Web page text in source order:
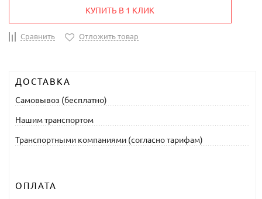
КУПИТЬ В 1 КЛИК
Сравнить Отложить товар
ДОСТАВКА
Самовывоз (бесплатно)
Нашим транспортом
Транспортными компаниями (согласно тарифам)
ОПЛАТА